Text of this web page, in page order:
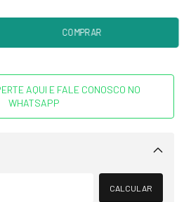
AQUI E FALE CONOSCO NO
WHATSAPP
Alterar CEP
CALCULAR